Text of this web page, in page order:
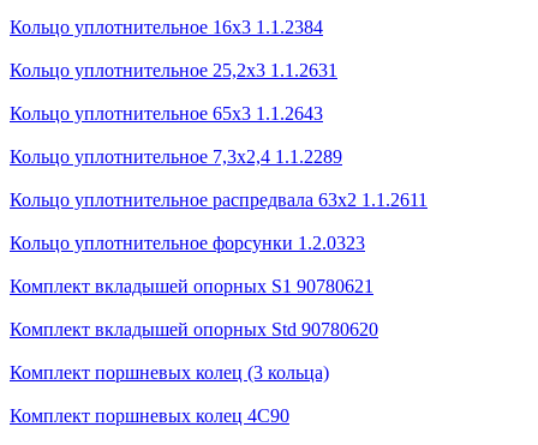
Кольцо уплотнительное 16х3 1.1.2384
Кольцо уплотнительное 25,2х3 1.1.2631
Кольцо уплотнительное 65х3 1.1.2643
Кольцо уплотнительное 7,3х2,4 1.1.2289
Кольцо уплотнительное распредвала 63х2 1.1.2611
Кольцо уплотнительное форсунки 1.2.0323
Комплект вкладышей опорных S1 90780621
Комплект вкладышей опорных Std 90780620
Комплект поршневых колец (3 кольца)
Комплект поршневых колец 4С90